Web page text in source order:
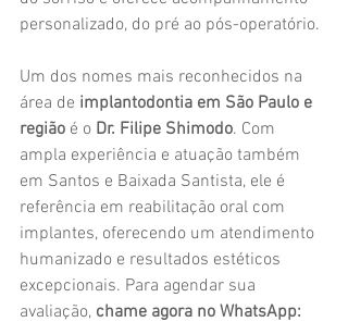
personalizado, do pré ao pós-operatório.
Um dos nomes mais reconhecidos na
área de implantodontia em São Paulo e
região é o Dr. Filipe Shimodo. Com
ampla experiência e atuação também
em Santos e Baixada Santista, ele é
referência em reabilitação oral com
implantes, oferecendo um atendimento
humanizado e resultados estéticos
excepcionais. Para agendar sua
avaliação, chame agora no WhatsApp: